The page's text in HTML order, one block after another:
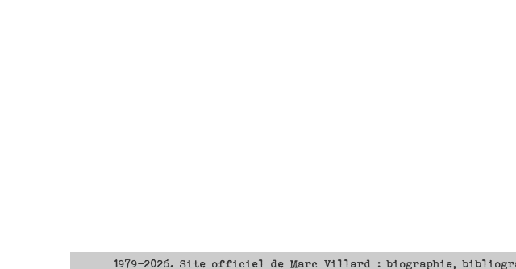
1979-2026. Site officiel de Marc Villard : biographie,